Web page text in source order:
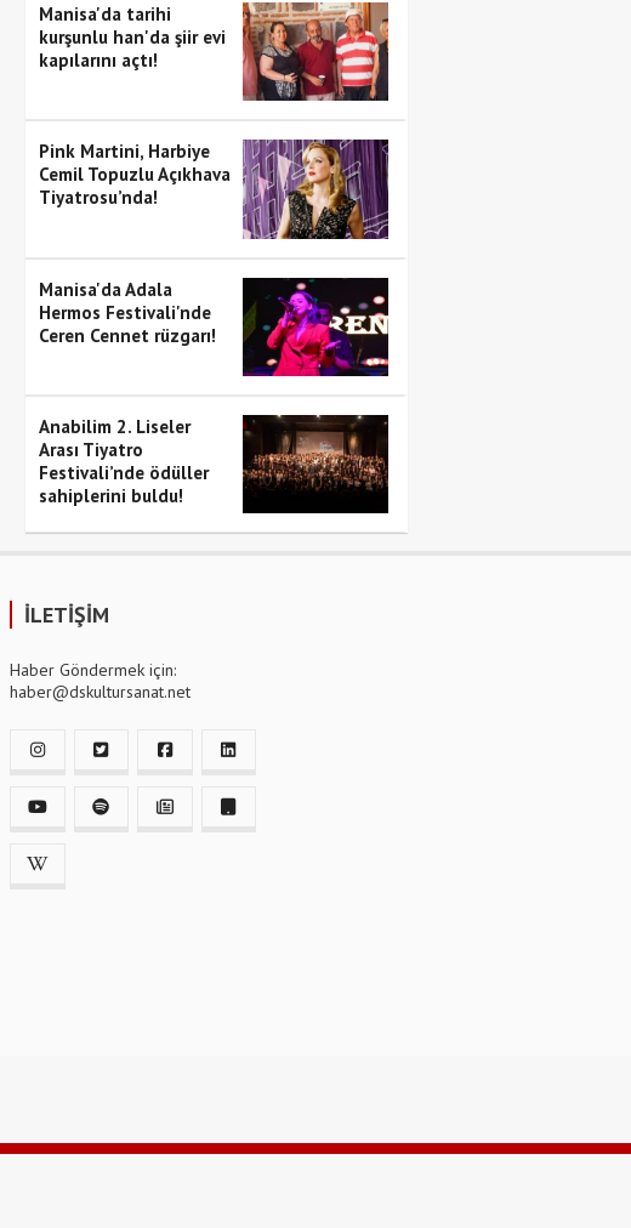
Manisa'da tarihi
kurşunlu han'da şiir evi
kapılarını açtı!
Pink Martini, Harbiye
Cemil Topuzlu Açıkhava
Tiyatrosu’nda!
Manisa'da Adala
Hermos Festivali'nde
Ceren Cennet rüzgarı!
Anabilim 2. Liseler
Arası Tiyatro
Festivali’nde ödüller
sahiplerini buldu!
İLETİŞİM
Haber Göndermek için:
haber@dskultursanat.net